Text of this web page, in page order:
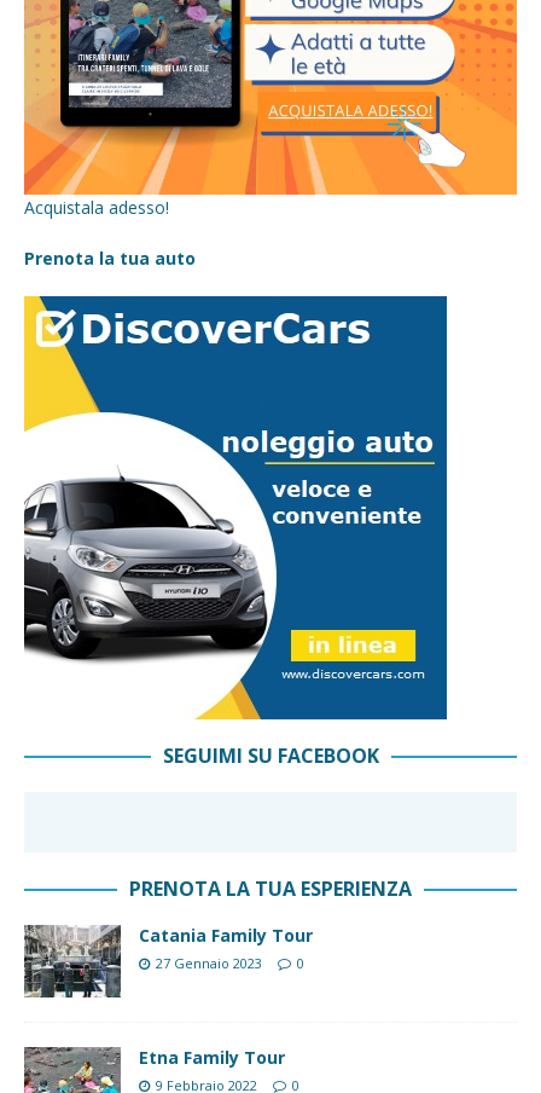
Acquistala adesso!
Prenota la tua auto
SEGUIMI SU FACEBOOK
PRENOTA LA TUA ESPERIENZA
Catania Family Tour
27 Gennaio 2023 0
Etna Family Tour
9 Febbraio 2022 0